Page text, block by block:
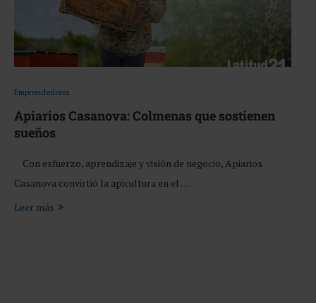
Emprendedores
Apiarios Casanova: Colmenas que sostienen
sueños
Con esfuerzo, aprendizaje y visión de negocio, Apiarios
Casanova convirtió la apicultura en el …
Leer más